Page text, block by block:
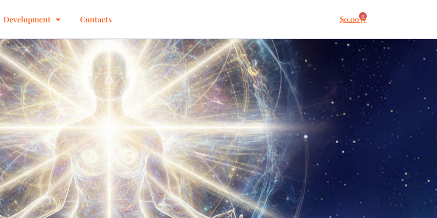
Development Contacts $0.00 0